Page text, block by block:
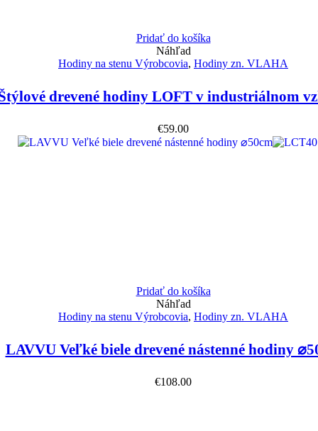
Pridať do košíka
Náhľad
Hodiny na stenu Výrobcovia, Hodiny zn. VLAHA
drevené hodiny LOFT v industriálnom
€59.00
Pridať do košíka
Náhľad
Hodiny na stenu Výrobcovia, Hodiny zn. VLAHA
LAVVU Veľké biele drevené nástenné hodiny
€108.00